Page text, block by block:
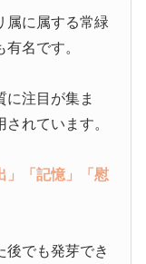
属に属する常緑
名です。
に注目が集ま
れています。
」 「記憶」
「慰
後でも発芽でき